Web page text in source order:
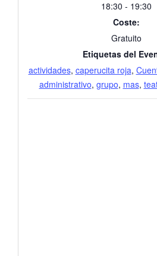
18:30 - 19:30
Coste:
Gratuito
Etiquetas del
actividades, caperucita roja,
administrativo, grupo, mas,